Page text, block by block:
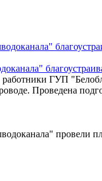
ГУП
Проведена
провели